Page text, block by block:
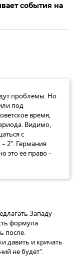
события на
проблемы. Но
под
время,
Видимо,
с
2". Германия
это ее право –
Западу
формула
после.
давить и кричать
не будет".